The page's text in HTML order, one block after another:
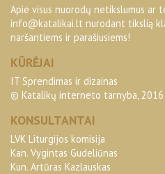
Apie visus nuorodų netikslumus ar
info@katalikai.lt nurodant tikslią
naršantiems ir parašiusiems!
KŪRĖJAI
IT Sprendimas ir dizainas
© Katalikų interneto tarnyba,
KONSULTANTAI
LVK Liturgijos komisija
Kan. Vygintas Gudeliūnas
Kun. Artūras Kazlauskas